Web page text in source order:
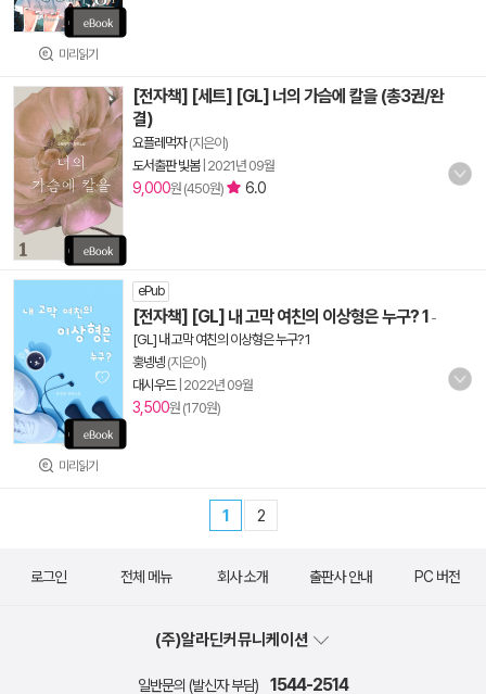
미리읽기
[전자책] [세트] [GL] 너의 가슴에 칼을 (총3권/완
결)
요플레먹자(지은이)
도서출판 빛봄| 2021년 09월
9,000원 (450원) 6.0
미리읽기
ePub
[전자책] [GL] 내 고막 여친의 이상형은 누구? 1 -
[GL] 내 고막 여친의 이상형은 누구? 1
훙넹넹 (지은이)
대시우드| 2022년 09월
3,500원 (170원)
1 2
로그인 전체 메뉴 회사 소개 출판사 안내 PC 버전
(주)알라딘커뮤니케이션
일반문의 (발신자 부담) 1544-2514